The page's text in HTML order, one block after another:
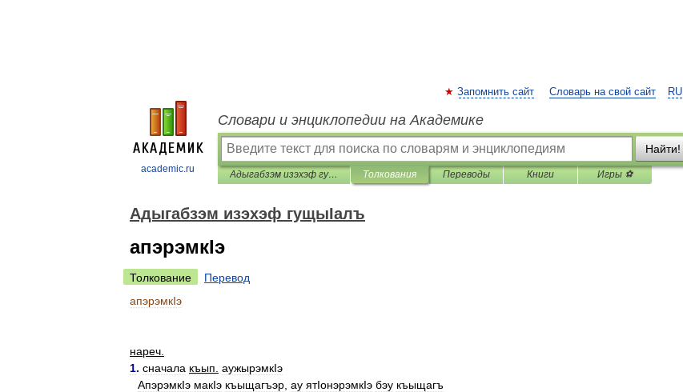
academic.ru
RU
Запомнить сайт Словарь на свой сайт
Словари и энциклопедии на Академике
Найти!
Адыгабзэм изэхэф гущыIалъ Толкования Переводы Книги Игры ⚽
Адыгабзэм изэхэф гущыIалъ
апэрэмкIэ
Толкование
Перевод
апэрэмкIэ
нареч
1. сначала къып аужырэмкIэ
АпэрэмкIэ макIэ къыщагъэр ау ятIонэрэмкIэ бэу къыщагъ